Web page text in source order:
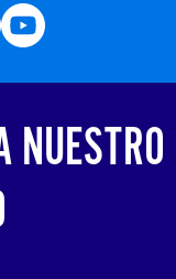
NUESTRO